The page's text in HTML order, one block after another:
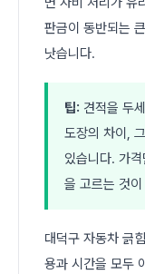
판금이 동반되는
낫습니다.
팁: 견적을 두
도장의 차이,
있습니다. 가
을 고르는 것
대덕구 자동차 긁
용과 시간을 모두